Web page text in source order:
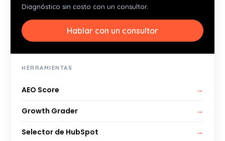
Diagnóstico sin costo con un consultor.
Hablar con un consultor
HERRAMIENTAS
AEO Score →
Growth Grader →
Selector de HubSpot →